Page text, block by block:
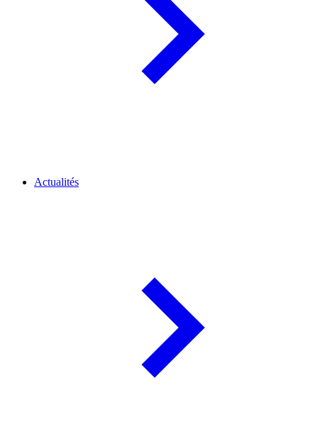
Actualités